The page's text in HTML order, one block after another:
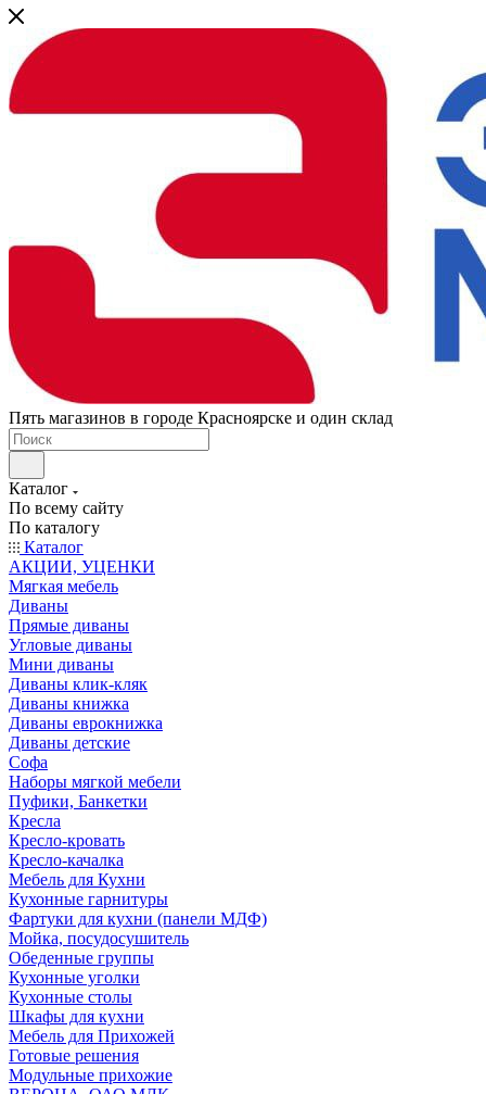
Пять магазинов в городе Красноярске и один склад
Каталог
По всему сайту
По каталогу
Каталог
АКЦИИ, УЦЕНКИ
Мягкая мебель
Диваны
Прямые диваны
Угловые диваны
Мини диваны
Диваны клик-кляк
Диваны книжка
Диваны еврокнижка
Диваны детские
Софа
Наборы мягкой мебели
Пуфики, Банкетки
Кресла
Кресло-кровать
Кресло-качалка
Мебель для Кухни
Кухонные гарнитуры
Фартуки для кухни (панели МДФ)
Мойка, посудосушитель
Обеденные группы
Кухонные уголки
Кухонные столы
Шкафы для кухни
Мебель для Прихожей
Готовые решения
Модульные прихожие